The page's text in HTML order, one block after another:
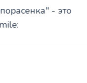
- это